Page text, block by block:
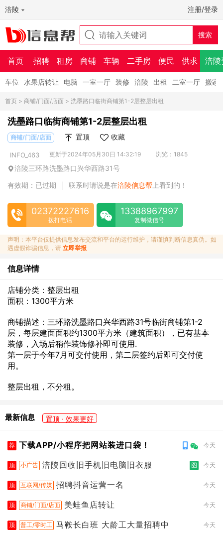
涪陵 注册/登录
首页 招聘 租房 商铺 车辆 二手房 便民 供求 涪陵
车位 水果店转让 电脑 一室一厅 装修 涪陵 出租 二室一厅 搬家
首页 > 商铺/门面/店面 > 洗墨路口临街商铺第1-2层整层出租
洗墨路口临街商铺第1-2层整层出租
商铺/门面/店面 置顶 收藏
INFO_463 更新于2024年05月30日 14:32:19 浏览：1845
涪陵三环路洗墨路口兴华西路31号
有效期：已过期
联系时请说是在涪陵信息帮 上看到的！
02372227616
拨打电话
13388967997
复制微信号
声明：本平台仅提供信息发布交流和平台的运行维护，请谨慎判断信息真伪。如
遇虚假诈骗信息，请 立即举报
信息详情
店铺分类：整层出租
面积：1300平方米
商铺描述：三环路洗墨路口兴华西路31号临街商铺第1-2
层，每层建面面积约1300平方米（建筑面积），已有基本
装修，入场后稍作装饰修补即可使用.
第一层于今年7月可交付使用，第二层签约后即可交付使
用。
整层出租，不分租。
最新信息 置顶 · 效果更好
荐 下载APP/小程序把网站装进口袋！ 今天
顶 小广告 涪陵回收旧手机旧电脑旧衣服 图 今天
顶 互联网/传媒 招聘抖音运营一名 今天
顶 商铺/门面/店面 美蛙鱼店转让 今天
顶 普工/零时工 马鞍长白班 大龄工大量招聘中 今天